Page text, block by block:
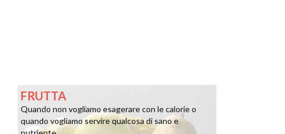
FRUTTA
Quando non vogliamo esagerare con le calorie o
quando vogliamo servire qualcosa di sano e